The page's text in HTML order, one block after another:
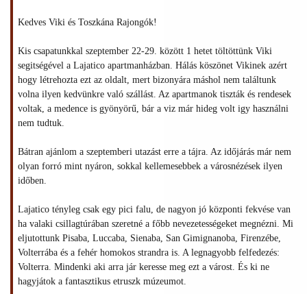
Kedves Viki és Toszkána Rajongók!
Kis csapatunkkal szeptember 22-29. között 1 hetet töltöttünk Viki
segitségével a Lajatico apartmanházban. Hálás köszönet Vikinek azért
hogy létrehozta ezt az oldalt, mert bizonyára máshol nem találtunk
volna ilyen kedvünkre való szállást. Az apartmanok tiszták és rendesek
voltak, a medence is gyönyörű, bár a viz már hideg volt igy használni
nem tudtuk.
Bátran ajánlom a szeptemberi utazást erre a tájra. Az időjárás már nem
olyan forró mint nyáron, sokkal kellemesebbek a városnézések ilyen
időben.
Lajatico tényleg csak egy pici falu, de nagyon jó központi fekvése van
ha valaki csillagtúrában szeretné a főbb nevezetességeket megnézni. Mi
eljutottunk Pisaba, Luccaba, Sienaba, San Gimignanoba, Firenzébe,
Volterrába és a fehér homokos strandra is. A legnagyobb felfedezés:
Volterra. Mindenki aki arra jár keresse meg ezt a várost. És ki ne
hagyjátok a fantasztikus etruszk múzeumot.